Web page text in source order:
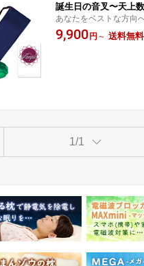
誕生日の音叉〜天上
あなたをベストな方向
9,900 円 ～ 送料無料
1/1